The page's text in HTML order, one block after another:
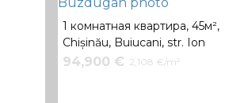
1 комнатная квартира, 45м²,
Chișinău, Buiucani, str. Ion
Buzdugan
94,900 € 2,108 €/m²